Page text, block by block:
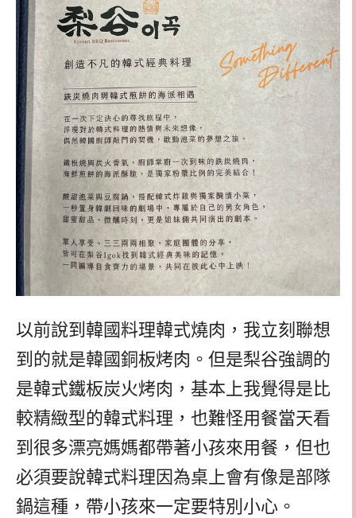
以前說到韓國料理韓式燒肉，我立刻聯想
到的就是韓國銅板烤肉。但是梨谷強調的
是韓式鐵板炭火烤肉，基本上我覺得是比
較精緻型的韓式料理，也難怪用餐當天看
到很多漂亮媽媽都帶著小孩來用餐，但也
必須要說韓式料理因為桌上會有像是部隊
鍋這種，帶小孩來一定要特別小心。